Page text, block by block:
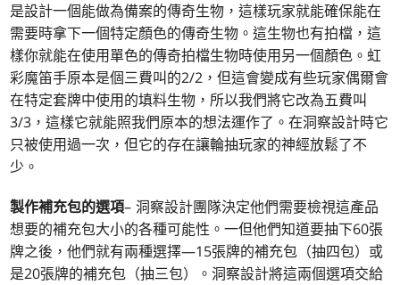
是設計一個能做為備案的傳奇生物，這樣玩家就能確保能在
需要時拿下一個特定顏色的傳奇生物。這生物也有拍檔，這
樣你就能在使用單色的傳奇拍檔生物時使用另一個顏色。虹
彩魔笛手原本是個三費叫的2/2，但這會變成有些玩家偶爾會
在特定套牌中使用的填料生物，所以我們將它改為五費叫
3/3，這樣它就能照我們原本的想法運作了。在洞察設計時它
只被使用過一次，但它的存在讓輪抽玩家的神經放鬆了不
少。
製作補充包的選項– 洞察設計團隊決定他們需要檢視這產品
想要的補充包大小的各種可能性。一但他們知道要抽下60張
牌之後，他們就有兩種選擇—15張牌的補充包（抽四包）或
是20張牌的補充包（抽三包）。洞察設計將這兩個選項交給